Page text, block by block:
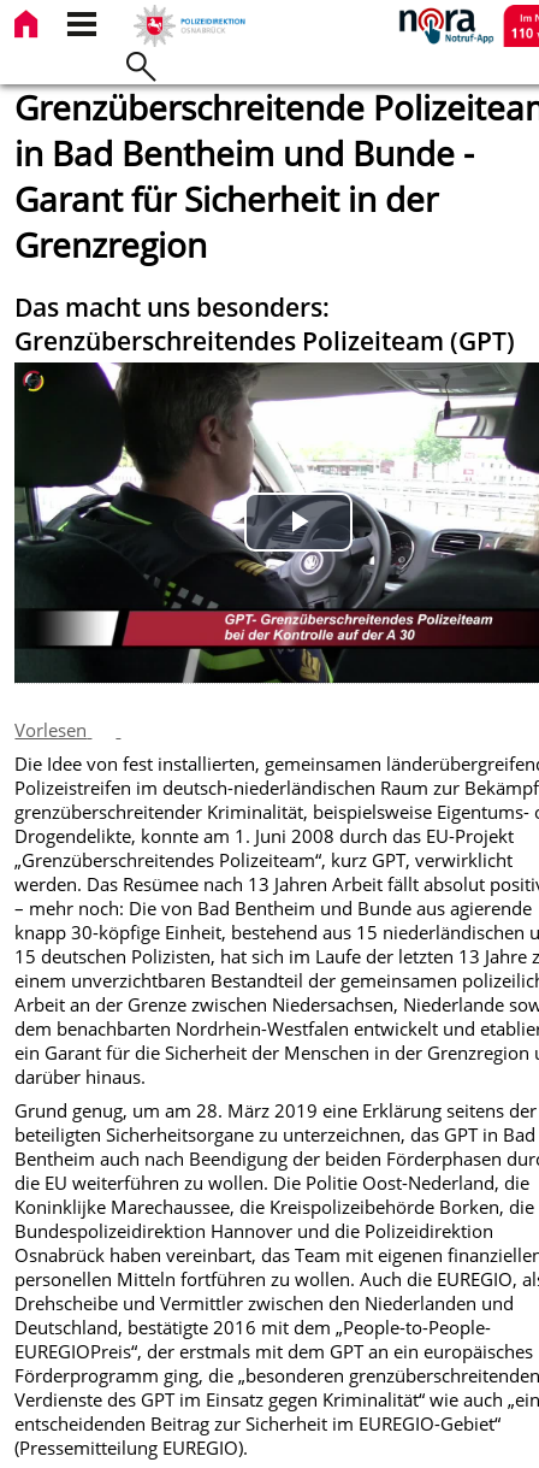
Grenzüberschreitende
in Bad Bentheim und Bunde -
Garant für Sicherheit in der
Grenzregion
Das macht uns besonders:
Grenzüberschreitendes Polizeiteam (GPT)
Play
Video
Vorlesen
Die Idee von fest installierten, gemeinsamen
Polizeistreifen im deutsch-niederländischen Raum zur
grenzüberschreitender Kriminalität, beispielsweise Eigentums-
Drogendelikte, konnte am 1. Juni 2008 durch das EU-Projekt
„Grenzüberschreitendes Polizeiteam“, kurz GPT, verwirklicht
werden. Das Resümee nach 13 Jahren Arbeit fällt absolut
– mehr noch: Die von Bad Bentheim und Bunde aus agierende
knapp 30-köpfige Einheit, bestehend aus 15 niederländischen
15 deutschen Polizisten, hat sich im Laufe der letzten 13 Jahre
einem unverzichtbaren Bestandteil der gemeinsamen
Arbeit an der Grenze zwischen Niedersachsen, Niederlande
dem benachbarten Nordrhein-Westfalen entwickelt und
ein Garant für die Sicherheit der Menschen in der Grenzregion
darüber hinaus.
Grund genug, um am 28. März 2019 eine Erklärung seitens der
beteiligten Sicherheitsorgane zu unterzeichnen, das GPT in Bad
Bentheim auch nach Beendigung der beiden Förderphasen
die EU weiterführen zu wollen. Die Politie Oost-Nederland, die
Koninklijke Marechaussee, die Kreispolizeibehörde Borken, die
Bundespolizeidirektion Hannover und die Polizeidirektion
Osnabrück haben vereinbart, das Team mit eigenen
personellen Mitteln fortführen zu wollen. Auch die EUREGIO,
Drehscheibe und Vermittler zwischen den Niederlanden und
Deutschland, bestätigte 2016 mit dem „People-to-People-
EUREGIOPreis“, der erstmals mit dem GPT an ein europäisches
Förderprogramm ging, die „besonderen
Verdienste des GPT im Einsatz gegen Kriminalität“ wie auch
entscheidenden Beitrag zur Sicherheit im EUREGIO-Gebiet“
(Pressemitteilung EUREGIO).